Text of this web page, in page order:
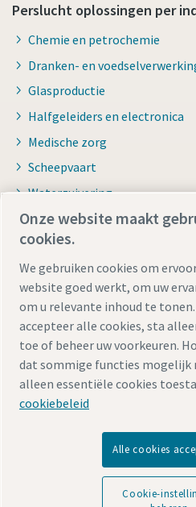
Perslucht oplossingen per
Chemie en petrochemie
Dranken- en
Glasproductie
Halfgeleiders en electronica
Medische zorg
Scheepvaart
Waterzuivering
Juridische kennisgevingen en
Cookie-instellingen beheren
© 2026 Atlas Copco
Ontdek hoe Atlas Copco
Onze website maakt
cookies.
We gebruiken cookies om
website goed werkt, om uw
om u relevante inhoud te
accepteer alle cookies, sta
toe of beheer uw voorkeuren.
dat sommige functies mogelijk
alleen essentiële cookies
cookiebeleid
Alle cookies
Cookie-